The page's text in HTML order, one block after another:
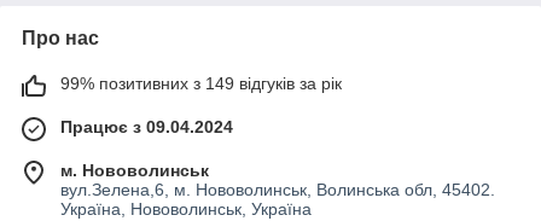
Про нас
99% позитивних з 149 відгуків за рік
Працює з 09.04.2024
м. Нововолинськ
вул.Зелена,6, м. Нововолинськ, Волинська обл, 45402.
Україна, Нововолинськ, Україна